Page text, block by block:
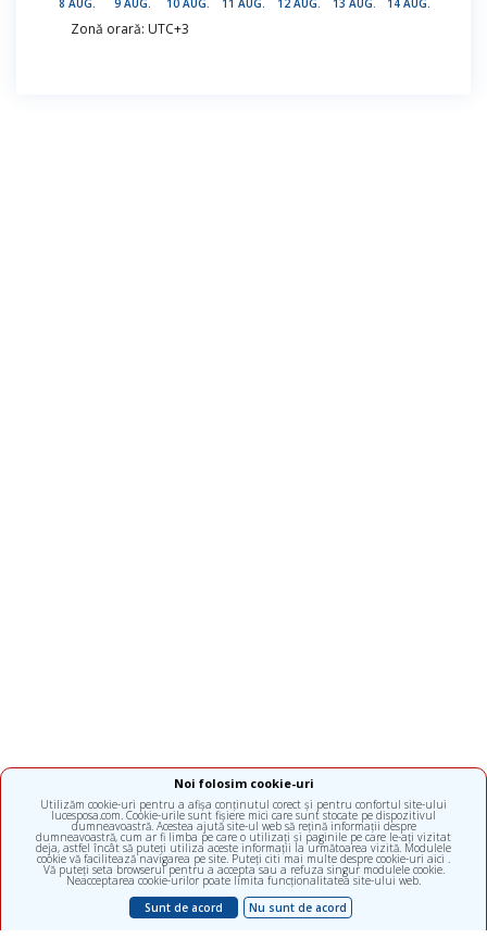
8 AUG. 9 AUG. 10 AUG. 11 AUG. 12 AUG. 13 AUG. 14 AUG.
Zonă orară: UTC+3
Noi folosim cookie-uri
Utilizăm cookie-uri pentru a afișa conținutul corect și pentru confortul site-ului
lucesposa.com. Cookie-urile sunt fișiere mici care sunt stocate pe dispozitivul
dumneavoastră. Acestea ajută site-ul web să rețină informații despre
dumneavoastră, cum ar fi limba pe care o utilizați și paginile pe care le-ați vizitat
deja, astfel încât să puteți utiliza aceste informații la următoarea vizită. Modulele
cookie vă facilitează navigarea pe site. Puteți citi mai multe despre cookie-uri aici .
Vă puteți seta browserul pentru a accepta sau a refuza singur modulele cookie.
Neacceptarea cookie-urilor poate limita funcționalitatea site-ului web.
Sunt de acord
Nu sunt de acord